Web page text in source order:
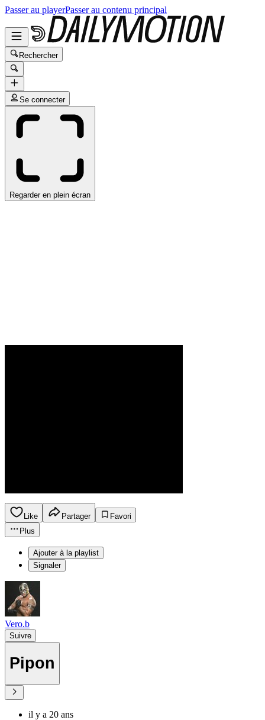
Passer au playerPasser au contenu principal
Rechercher
Se connecter
Regarder en plein écran
Like Partager
Favori
Plus
Ajouter à la playlist
Signaler
Vero.b
Suivre
Pipon
il y a 20 ans